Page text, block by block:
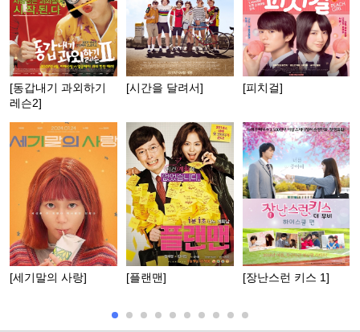
[동갑내기 과외하기
레슨2]
[시간을 달려서] [피치걸]
[세기말의 사랑] [플랜맨] [장난스런 키스 1]